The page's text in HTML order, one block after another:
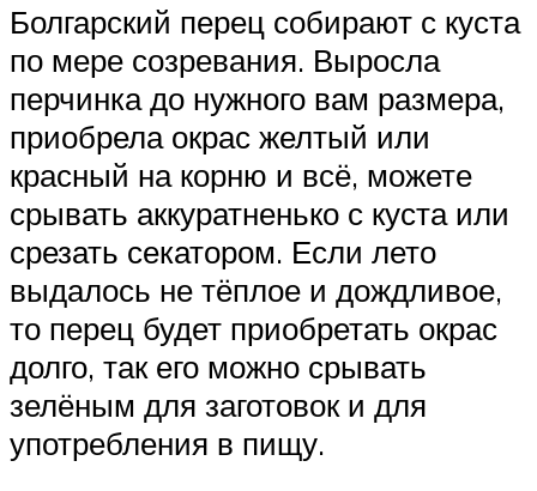
Болгарский перец собирают с куста
по мере созревания. Выросла
перчинка до нужного вам размера,
приобрела окрас желтый или
красный на корню и всё, можете
срывать аккуратненько с куста или
срезать секатором. Если лето
выдалось не тёплое и дождливое,
то перец будет приобретать окрас
долго, так его можно срывать
зелёным для заготовок и для
употребления в пищу.